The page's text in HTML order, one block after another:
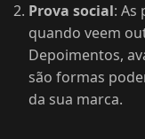
Prova social: As
quando veem
Depoimentos,
são formas
da sua marca.